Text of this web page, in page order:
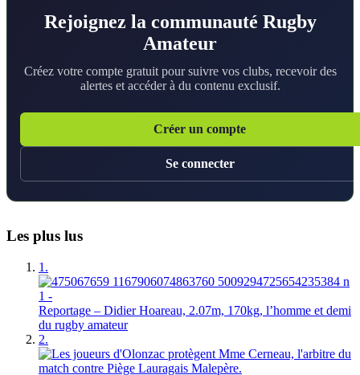
Rejoignez la communauté Rugby
Amateur
Créez votre compte gratuit pour suivre vos clubs, recevoir des
alertes et accéder à du contenu exclusif.
Créer un compte
Se connecter
Les plus lus
1.
Reportage – Didier Hoareau, 2.07m, 170kg, l’homme et demi
du rugby amateur
2.